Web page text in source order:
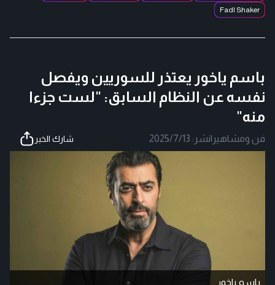
Fadl Shaker
باسم ياخور يعتذر للسوريين ويفصل
نفسه عن النظام السابق: "لست جزءا
منه"
فن ومشاهير |نشر: 2025/7/13 شارك الخبر
باسم ياخور